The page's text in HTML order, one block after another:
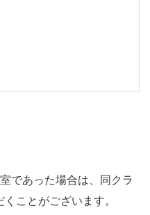
であった場合は、同クラ
ことがございます。